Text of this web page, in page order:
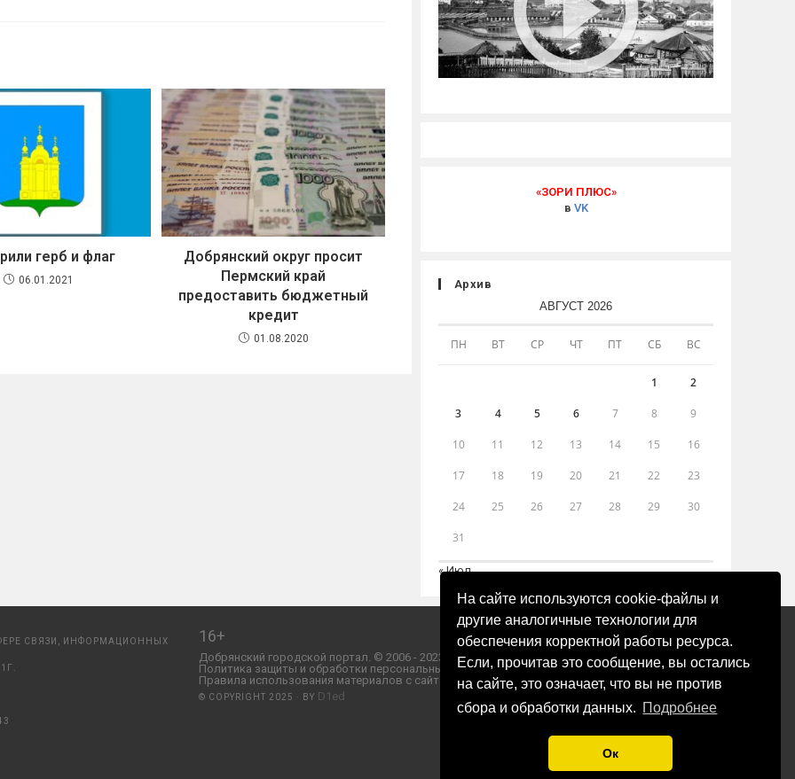
На сайте используются cookie-файлы и
другие аналогичные технологии для
обеспечения корректной работы ресурса.
Если, прочитав это сообщение, вы остались
на сайте, это означает, что вы не против
сбора и обработки данных. Подробнее
Ок
герб и флаг
06.01.2021
Добрянский округ просит
Пермский край
предоставить бюджетный
кредит
01.08.2020
«ЗОРИ ПЛЮС»
в VK
Архив
АВГУСТ 2026
ПН ВТ СР ЧТ ПТ СБ ВС
1 2
3 4 5 6 7 8 9
10 11 12 13 14 15 16
17 18 19 20 21 22 23
24 25 26 27 28 29 30
31
« Июл
СВЯЗИ, ИНФОРМАЦИОННЫХ
16+
Добрянский городской портал. © 2006 - 2023 ООО «Пресса-Том».
Политика защиты и обработки персональных данных ООО «Пресса-Том».
Правила использования материалов с сайта «ЗОРИ ПЛЮС».
© COPYRIGHT 2025 · BY D1ed